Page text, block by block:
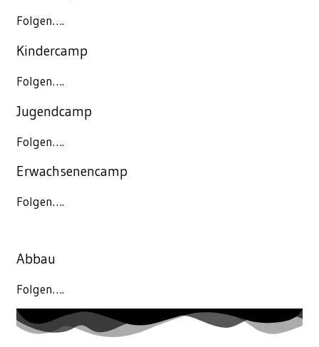
Folgen….
Kindercamp
Folgen….
Jugendcamp
Folgen….
Erwachsenencamp
Folgen….
Abbau
Folgen….